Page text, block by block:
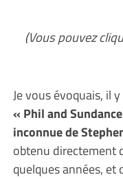
(Vous pouvez
Je vous évoquais, il
« Phil and
inconnue de
obtenu directement
quelques années, et